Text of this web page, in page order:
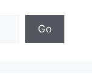
Go